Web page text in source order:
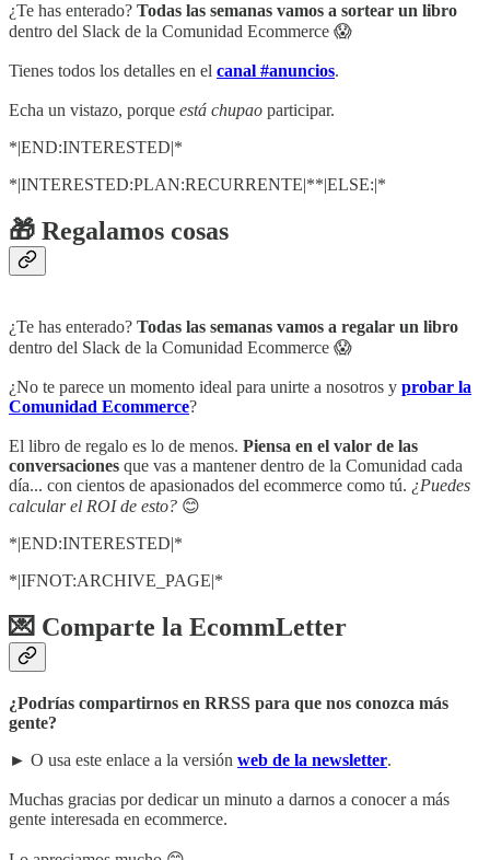
¿Te has enterado? Todas las semanas vamos a sortear un libro
dentro del Slack de la Comunidad Ecommerce 😱
Tienes todos los detalles en el canal #anuncios.
Echa un vistazo, porque está chupao participar.
*|END:INTERESTED|*
*|INTERESTED:PLAN:RECURRENTE|**|ELSE:|*
🎁 Regalamos cosas
¿Te has enterado? Todas las semanas vamos a regalar un libro
dentro del Slack de la Comunidad Ecommerce 😱
¿No te parece un momento ideal para unirte a nosotros y probar la
Comunidad Ecommerce?
El libro de regalo es lo de menos. Piensa en el valor de las
conversaciones que vas a mantener dentro de la Comunidad cada
día... con cientos de apasionados del ecommerce como tú. ¿Puedes
calcular el ROI de esto? 😊
*|END:INTERESTED|*
*|IFNOT:ARCHIVE_PAGE|*
💌 Comparte la EcommLetter
¿Podrías compartirnos en RRSS para que nos conozca más
gente?
► O usa este enlace a la versión web de la newsletter.
Muchas gracias por dedicar un minuto a darnos a conocer a más
gente interesada en ecommerce.